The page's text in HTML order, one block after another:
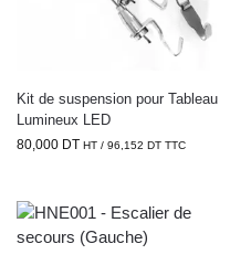
Kit de suspension pour Tableau
Lumineux LED
80,000 DT HT / 96,152 DT TTC